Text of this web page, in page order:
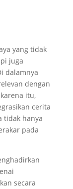
yang tidak
juga
dalamnya
dengan
itu,
cerita
tidak hanya
pada
secara